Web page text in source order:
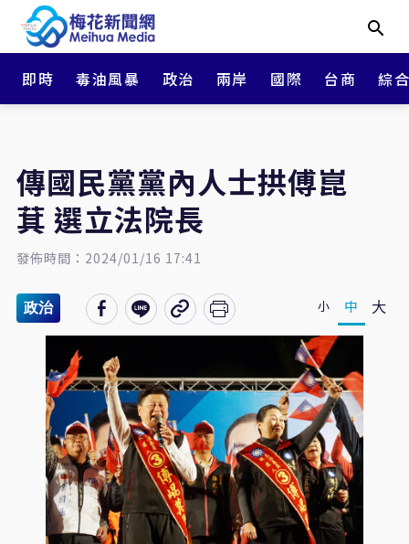
即時 毒油風暴 政治 兩岸 國際 台商 綜
傳國民黨黨內人士拱傅崑
萁 選立法院長
發佈時間：2024/01/16 17:41
政治 小 中 大